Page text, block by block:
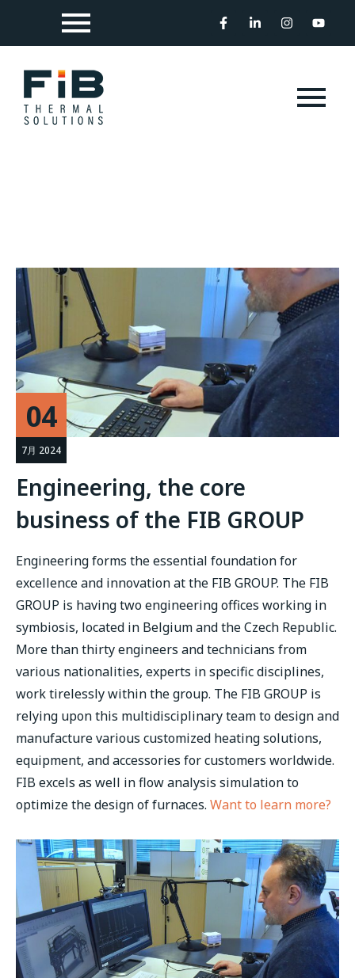
04
7月 2024
Engineering, the core
business of the FIB GROUP
Engineering forms the essential foundation for
excellence and innovation at the FIB GROUP. The FIB
GROUP is having two engineering offices working in
symbiosis, located in Belgium and the Czech Republic.
More than thirty engineers and technicians from
various nationalities, experts in specific disciplines,
work tirelessly within the group. The FIB GROUP is
relying upon this multidisciplinary team to design and
manufacture various customized heating solutions,
equipment, and accessories for customers worldwide.
FIB excels as well in flow analysis simulation to
optimize the design of furnaces. Want to learn more?